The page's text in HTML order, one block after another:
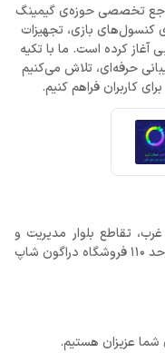
یکی از مراجع تخصصی حوزه‌ی گیمینگ
کنسول‌های بازی، تجهیزات
آغاز کرده است. ما با تکیه
حرفه‌ای، تلاش می‌کنیم
کاربران فراهم کنیم.
تقاطع بلوار مدیریت و
شاپ